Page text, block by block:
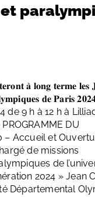
𝐚̀ 𝐥𝐨𝐧𝐠 𝐭𝐞𝐫𝐦𝐞 𝐥𝐞𝐬
𝐝𝐞 𝐏𝐚𝐫𝐢𝐬
de 9 h à 12 h à
DU
– Accueil et
de missions
de
2024 » Jean
Départemental